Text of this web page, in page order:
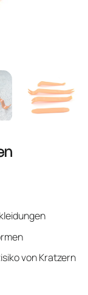
von Kratzern